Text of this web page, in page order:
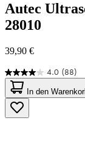
Autec
28010
39,90 €
4.0 (88)
4.0
von
5
Sternen.
88
In den